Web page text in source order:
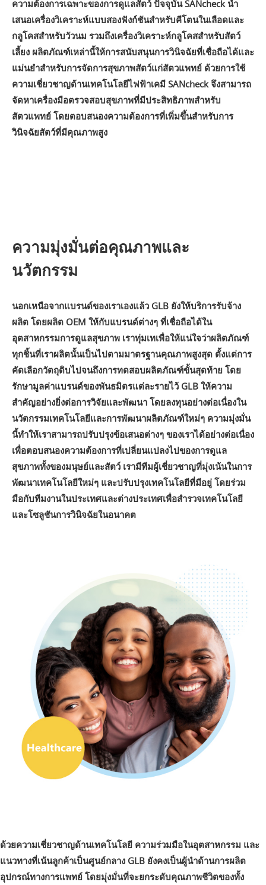
ความต้องการเฉพาะของการดูแลสัตว์ ปัจจุบัน SANcheck นำ
เสนอเครื่องวิเคราะห์แบบสองฟังก์ชันสำหรับคีโตนในเลือดและ
กลูโคสสำหรับวัวนม รวมถึงเครื่องวิเคราะห์กลูโคสสำหรับสัตว์
เลี้ยง ผลิตภัณฑ์เหล่านี้ให้การสนับสนุนการวินิจฉัยที่เชื่อถือได้และ
แม่นยำสำหรับการจัดการสุขภาพสัตว์แก่สัตวแพทย์ ด้วยการใช้
ความเชี่ยวชาญด้านเทคโนโลยีไฟฟ้าเคมี SANcheck จึงสามารถ
จัดหาเครื่องมือตรวจสอบสุขภาพที่มีประสิทธิภาพสำหรับ
สัตวแพทย์ โดยตอบสนองความต้องการที่เพิ่มขึ้นสำหรับการ
วินิจฉัยสัตว์ที่มีคุณภาพสูง
ความมุ่งมั่นต่อคุณภาพและ
นวัตกรรม
นอกเหนือจากแบรนด์ของเราเองแล้ว GLB ยังให้บริการรับจ้าง
ผลิต โดยผลิต OEM ให้กับแบรนด์ต่างๆ ที่เชื่อถือได้ใน
อุตสาหกรรมการดูแลสุขภาพ เราทุ่มเทเพื่อให้แน่ใจว่าผลิตภัณฑ์
ทุกชิ้นที่เราผลิตนั้นเป็นไปตามมาตรฐานคุณภาพสูงสุด ตั้งแต่การ
คัดเลือกวัตถุดิบไปจนถึงการทดสอบผลิตภัณฑ์ขั้นสุดท้าย โดย
รักษามูลค่าแบรนด์ของพันธมิตรแต่ละรายไว้ GLB ให้ความ
สำคัญอย่างยิ่งต่อการวิจัยและพัฒนา โดยลงทุนอย่างต่อเนื่องใน
นวัตกรรมเทคโนโลยีและการพัฒนาผลิตภัณฑ์ใหม่ๆ ความมุ่งมั่น
นี้ทำให้เราสามารถปรับปรุงข้อเสนอต่างๆ ของเราได้อย่างต่อเนื่อง
เพื่อตอบสนองความต้องการที่เปลี่ยนแปลงไปของการดูแล
สุขภาพทั้งของมนุษย์และสัตว์ เรามีทีมผู้เชี่ยวชาญที่มุ่งเน้นในการ
พัฒนาเทคโนโลยีใหม่ๆ และปรับปรุงเทคโนโลยีที่มีอยู่ โดยร่วม
มือกับทีมงานในประเทศและต่างประเทศเพื่อสำรวจเทคโนโลยี
และโซลูชันการวินิจฉัยในอนาคต
ด้วยความเชี่ยวชาญด้านเทคโนโลยี ความร่วมมือในอุตสาหกรรม และ
แนวทางที่เน้นลูกค้าเป็นศูนย์กลาง GLB ยังคงเป็นผู้นำด้านการผลิต
อุปกรณ์ทางการแพทย์ โดยมุ่งมั่นที่จะยกระดับคุณภาพชีวิตของทั้ง